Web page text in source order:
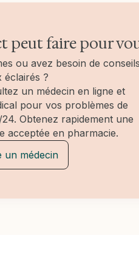
peut faire pour
ou avez besoin de
éclairés ?
un médecin en ligne et
pour vos problèmes de
Obtenez rapidement une
acceptée en pharmacie.
un médecin